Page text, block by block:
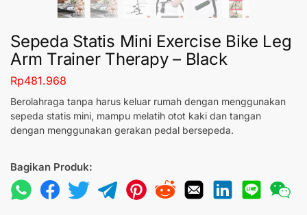
Sepeda Statis Mini Exercise Bike Leg
Arm Trainer Therapy – Black
Rp481.968
Berolahraga tanpa harus keluar rumah dengan menggunakan
sepeda statis mini, mampu melatih otot kaki dan tangan
dengan menggunakan gerakan pedal bersepeda.
Bagikan Produk: